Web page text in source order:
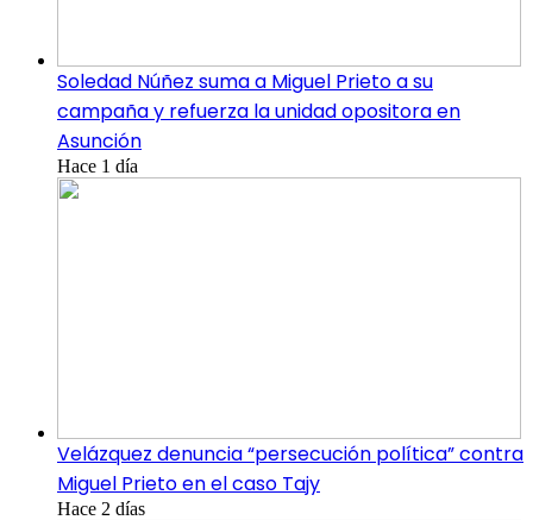
Soledad Núñez suma a Miguel Prieto a su
campaña y refuerza la unidad opositora en
Asunción
Hace 1 día
Velázquez denuncia “persecución política” contra
Miguel Prieto en el caso Tajy
Hace 2 días